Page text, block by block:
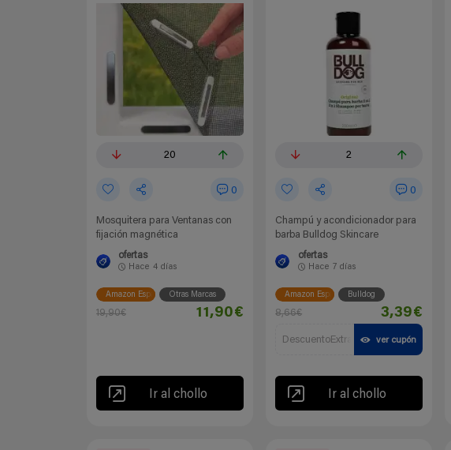
20
0
Mosquitera para Ventanas con
fijación magnética
ofertas
Hace 4 días
Amazon España Otras Marcas
19,90€ 11,90€
Ir al chollo
2
0
Champú y acondicionador para
barba Bulldog Skincare
ofertas
Hace 7 días
Amazon España Bulldog
8,66€ 3,39€
DescuentoExtra ver cupón
Ir al chollo